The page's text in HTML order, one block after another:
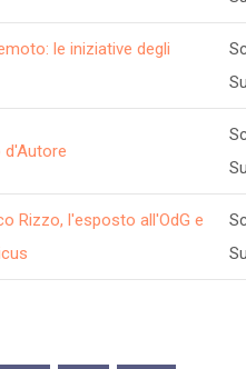
le iniziative degli
d'Autore
Rizzo, l'esposto all'OdG e